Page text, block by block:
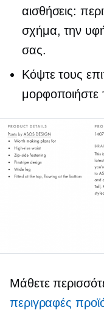
αισθήσεις:
σχήμα, την
σας.
Κόψτε τους
μορφοποιήστε
Μάθετε
περιγραφές